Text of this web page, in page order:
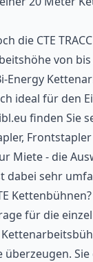
die CTE
von
Energy
ideal für den
finden Sie
Miete - die
dabei sehr
für die
überzeugen.